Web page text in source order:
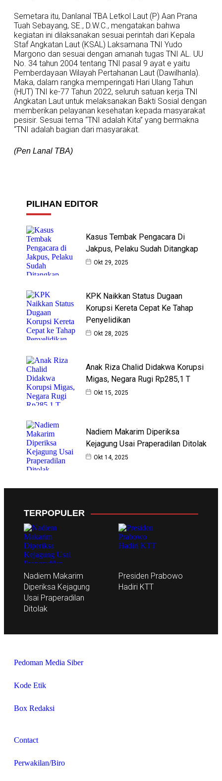
Semetara itu, Danlanal TBA Letkol Laut (P) Aan Prana
Tuah Sebayang, SE., D.W.C., mengatakan bahwa
kegiatan ini dilaksanakan sesuai perintah dari Kepala
Staf Angkatan Laut (KSAL) Laksamana TNI Yudo
Margono dan sesuai dengan amanah tugas TNI AL. UU
No. 34 tahun 2004 tentang TNI pasal 9 ayat e yaitu
Pemberdayaan Wilayah Pertahanan Laut (Dawilhanla).
Maka, dalam rangka memperingati Hari Ulang Tahun
(HUT) TNI ke-77 Tahun 2022, seluruh satuan kerja TNI
Angkatan Laut untuk melaksanakan Bakti Sosial dengan
memberikan pelayanan kesehatan kepada masyarakat
pesisir. Sesuai tema “TNI adalah Kita” yang bermakna
“TNI adalah bagian dari masyarakat.
(Pen Lanal TBA)
PILIHAN EDITOR
Kasus Tembak Pengacara Di
Jakpus, Pelaku Sudah Ditangkap
Okt 29, 2025
KPK Naikkan Status Dugaan
Korupsi Kereta Cepat Ke Tahap
Penyelidikan
Okt 28, 2025
Anak Riza Chalid Didakwa Korupsi
Migas, Negara Rugi Rp285,1 T
Okt 15, 2025
Nadiem Makarim Diperiksa
Kejagung Usai Praperadilan Ditolak
Okt 14, 2025
TERPOPULER
Nadiem Makarim
Diperiksa Kejagung
Usai Praperadilan
Ditolak
Presiden Prabowo
Hadiri KTT
Pedoman Media Siber
Kode Etik
Box Redaksi
Contact
Perwakilan/Biro